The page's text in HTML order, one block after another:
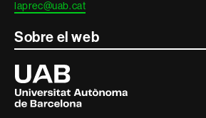
laprec@uab.cat
Sobre el web
Universitat
Autònoma
de
Barcelona